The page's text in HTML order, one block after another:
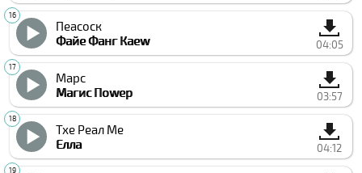
Пеаcоcк
Файе Фанг Каеw
04:05
Марс
Магиc Поwер
03:57
Тхе Реал Ме
Елла
04:12